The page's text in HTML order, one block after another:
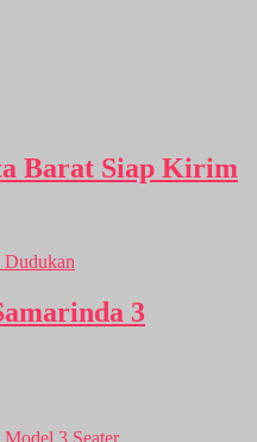
Barat Siap Kirim
3